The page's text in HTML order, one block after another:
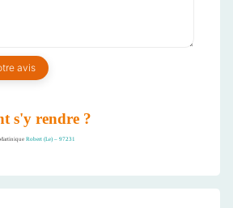
s'y rendre ?
Robert (Le) – 97231